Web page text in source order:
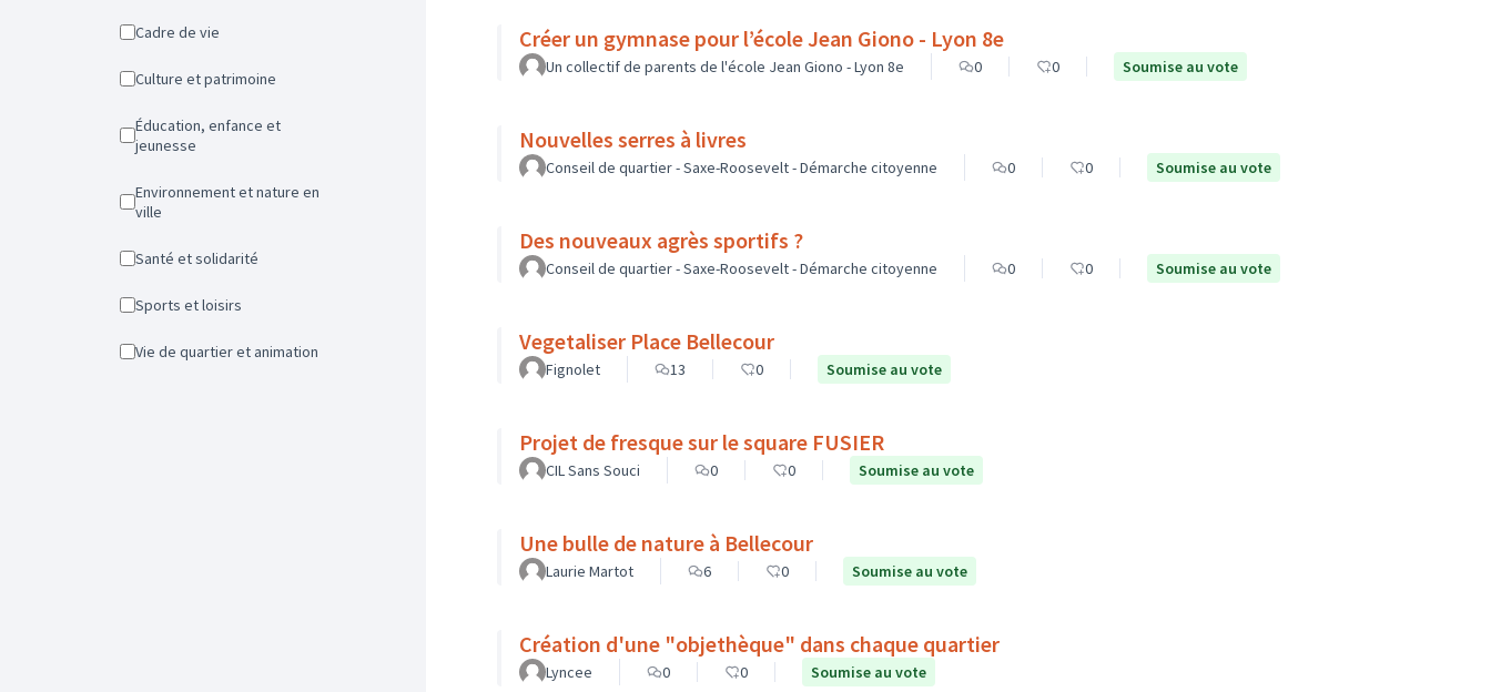
Cadre de vie
Culture et patrimoine
Éducation, enfance et
jeunesse
Environnement et nature en
ville
Santé et solidarité
Sports et loisirs
Vie de quartier et animation
Créer un gymnase pour l’école Jean Giono - Lyon 8e
Un collectif de parents de l'école Jean Giono - Lyon 8e 0 0 Soumise au vote
Nouvelles serres à livres
Conseil de quartier - Saxe-Roosevelt - Démarche citoyenne 0 0 Soumise au vote
Des nouveaux agrès sportifs ?
Conseil de quartier - Saxe-Roosevelt - Démarche citoyenne 0 0 Soumise au vote
Vegetaliser Place Bellecour
Fignolet 13 0 Soumise au vote
Projet de fresque sur le square FUSIER
CIL Sans Souci 0 0 Soumise au vote
Une bulle de nature à Bellecour
Laurie Martot 6 0 Soumise au vote
Création d'une "objethèque" dans chaque quartier
Lyncee 0 0 Soumise au vote